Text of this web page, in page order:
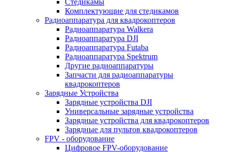
Комплектующие для стедикамов
Радиоаппаратура для квадрокоптеров
Радиоаппаратура Walkera
Радиоаппаратура DJI
Радиоаппаратура Futaba
Радиоаппаратура Spektrum
Другие радиоаппаратуры
Запчасти для радиоаппаратуры
квадрокоптеров
Зарядные Устройства
Зарядные устройства DJI
Универсальные зарядные устройства
Зарядные устройства для квадрокоптеров
Зарядные для пультов квадрокоптеров
FPV - оборудование
Цифровое FPV-оборудование